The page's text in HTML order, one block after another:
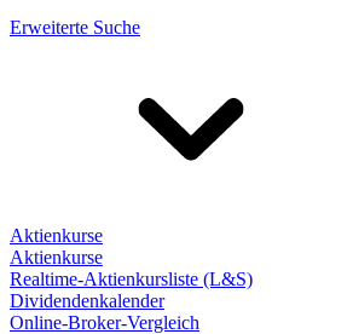
Erweiterte Suche
Aktienkurse
Aktienkurse
Realtime-Aktienkursliste (L&S)
Dividendenkalender
Online-Broker-Vergleich